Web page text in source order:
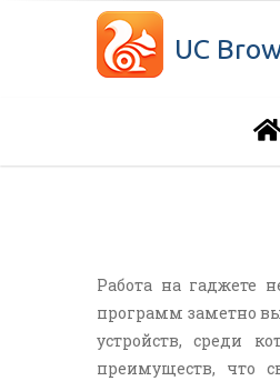
UC
Работа на гаджете
программ заметно
устройств, среди
преимуществ, что